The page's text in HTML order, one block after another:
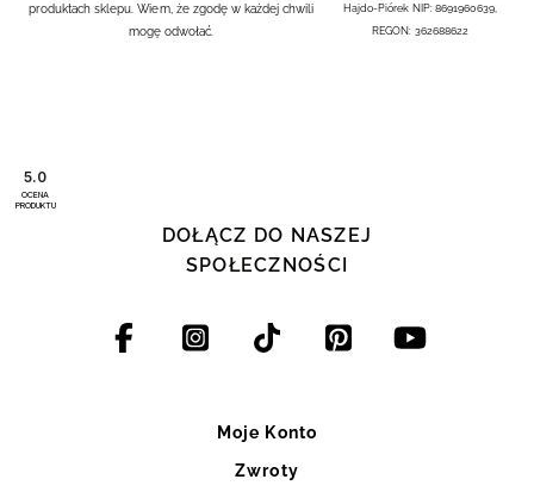
5.0
OCENA
PRODUKTU
produktach sklepu. Wiem, że zgodę w każdej chwili
mogę odwołać.
Hajdo-Piórek NIP: 8691960639,
REGON: 362688622
DOŁĄCZ DO NASZEJ
SPOŁECZNOŚCI
Moje Konto
Zwroty